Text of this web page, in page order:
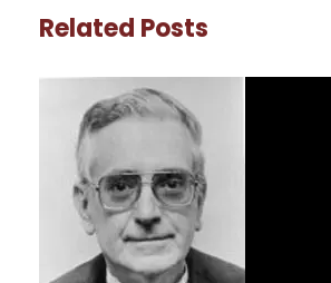
Related Posts